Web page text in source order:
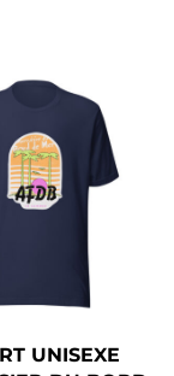
plusieurs
variations.
Les
options
peuvent
choisies
la
UNISEXE